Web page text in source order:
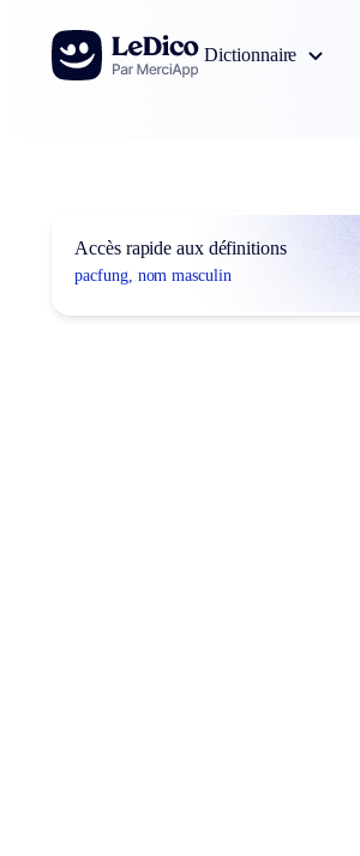
Aller au contenu
Dictionnaire
Accès rapide aux définitions
pacfung, nom masculin